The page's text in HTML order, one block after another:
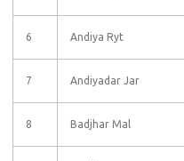
6 Andiya Ryt
7 Andiyadar Jar
8 Badjhar Mal